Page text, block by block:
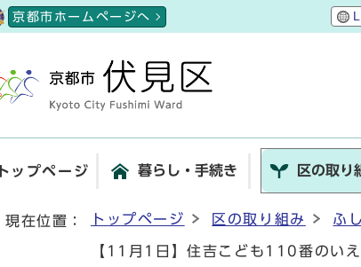
京都市ホームページへ
トップページ 暮らし・手続き 区の取り
現在位置： トップページ 区の取り組み ふ
【11月1日】住吉こども110番のい